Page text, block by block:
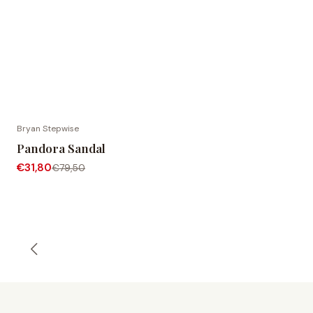
Bryan Stepwise
Pandora Sandal
€31,80€79,50